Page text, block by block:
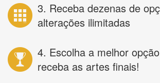
3. Receba dezenas de
alterações ilimitadas
4. Escolha a melhor
receba as artes finais!